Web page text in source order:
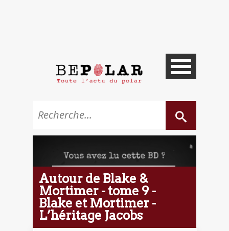
Autour de Blake &
Mortimer - tome 9 -
Blake et Mortimer -
L’héritage Jacobs